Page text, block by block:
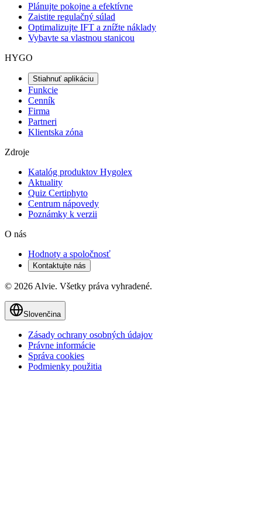
Plánujte pokojne a efektívne
Zaistite regulačný súlad
Optimalizujte IFT a znížte náklady
Vybavte sa vlastnou stanicou
HYGO
Stiahnuť aplikáciu
Funkcie
Cenník
Firma
Partneri
Klientska zóna
Zdroje
Katalóg produktov Hygolex
Aktuality
Quiz Certiphyto
Centrum nápovedy
Poznámky k verzii
O nás
Hodnoty a spoločnosť
Kontaktujte nás
© 2026 Alvie. Všetky práva vyhradené.
Slovenčina
Zásady ochrany osobných údajov
Právne informácie
Správa cookies
Podmienky použitia